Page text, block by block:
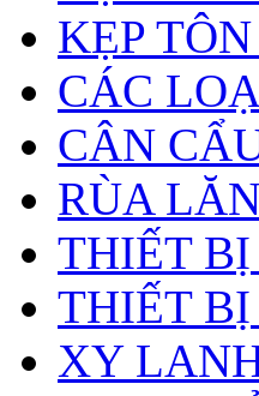
KẸP
CÁC
CÂN
RÙA
THIẾT
THIẾT BỊ
XY